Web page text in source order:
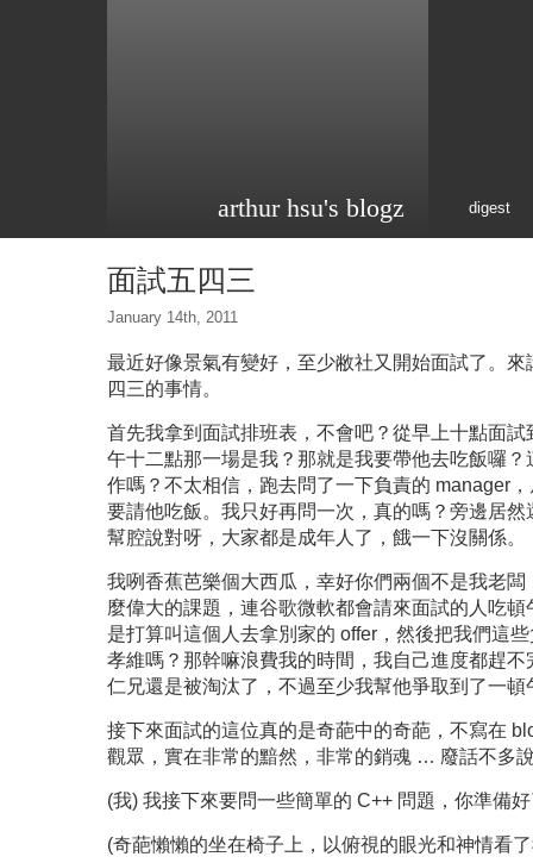
arthur hsu's blogz digest
面試五四三
January 14th, 2011
最近好像景氣有變好，至少敝社又開始面試了。
四三的事情。
首先我拿到面試排班表，不會吧？從早上十點面
午十二點那一場是我？那就是我要帶他去吃飯囉？
作嗎？不太相信，跑去問了一下負責的 manager
要請他吃飯。我只好再問一次，真的嗎？旁邊居然
幫腔說對呀，大家都是成年人了，餓一下沒關係。
我咧香蕉芭樂個大西瓜，幸好你們兩個不是我老
麼偉大的課題，連谷歌微軟都會請來面試的人吃
是打算叫這個人去拿別家的 offer，然後把我們這
孝維嗎？那幹嘛浪費我的時間，我自己進度都趕
仁兄還是被淘汰了，不過至少我幫他爭取到了一頓
接下來面試的這位真的是奇葩中的奇葩，不寫在
觀眾，實在非常的黯然，非常的銷魂 … 廢話不多
(我) 我接下來要問一些簡單的 C++ 問題，你準備
(奇葩懶懶的坐在椅子上，以俯視的眼光和神情看